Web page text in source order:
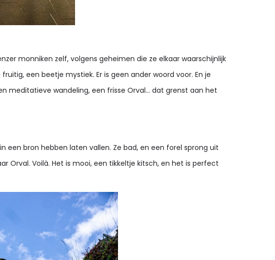
monniken zelf, volgens geheimen die ze elkaar waarschijnlijk
een beetje mystiek. Er is geen ander woord voor. En je
meditatieve wandeling, een frisse Orval… dat grenst aan het
een bron hebben laten vallen. Ze bad, en een forel sprong uit
Orval. Voilà. Het is mooi, een tikkeltje kitsch, en het is perfect